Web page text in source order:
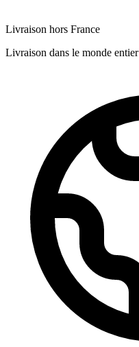
Livraison hors France
Livraison dans le monde entier